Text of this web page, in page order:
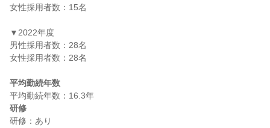
女性採用者数：15名
▼2022年度
男性採用者数：28名
女性採用者数：28名
平均勤続年数
研修
研修：あり